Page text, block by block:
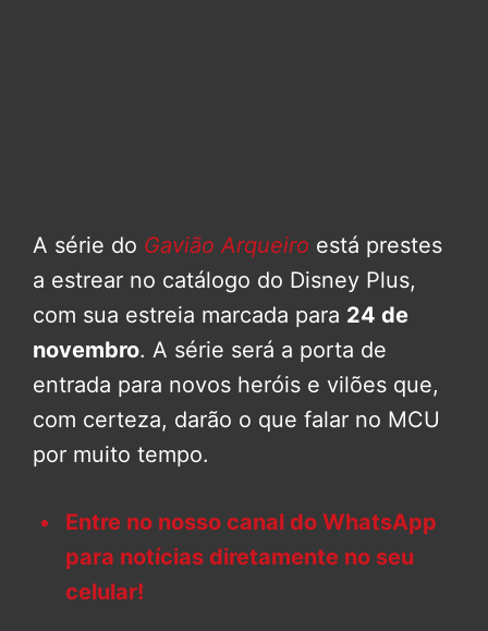
A série do Gavião Arqueiro está prestes
a estrear no catálogo do Disney Plus,
com sua estreia marcada para 24 de
novembro. A série será a porta de
entrada para novos heróis e vilões que,
com certeza, darão o que falar no MCU
por muito tempo.
Entre no nosso canal do WhatsApp
para notícias diretamente no seu
celular!